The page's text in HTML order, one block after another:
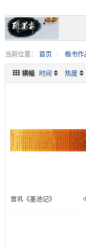
当前位置： 首页 楷书作
横幅 时间 热度
曾巩《墨池记》